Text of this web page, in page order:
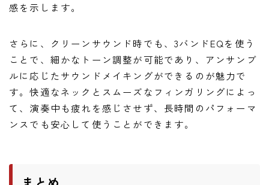
感を示します。
さらに、クリーンサウンド時でも、3バンドEQを使う
ことで、細かなトーン調整が可能であり、アンサンブ
ルに応じたサウンドメイキングができるのが魅力で
す。快適なネックとスムーズなフィンガリングによっ
て、演奏中も疲れを感じさせず、長時間のパフォーマ
ンスでも安心して使うことができます。